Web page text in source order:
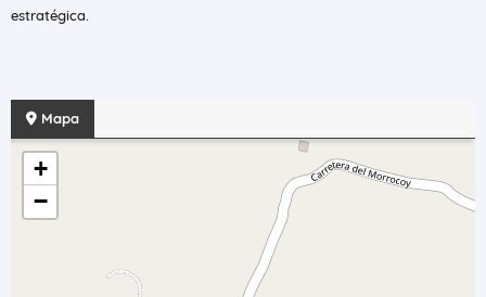
estratégica.
Mapa
+
−